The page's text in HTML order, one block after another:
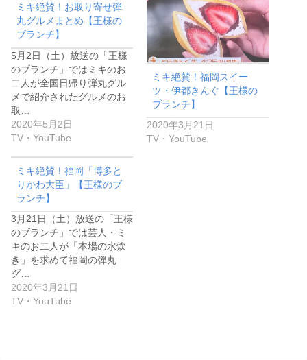
ミキ絶賛！お取り寄せ弾
丸グルメまとめ【王様の
ブランチ】
5月2日（土）放送の「王様
のブランチ」ではミキのお
二人が全国日帰り弾丸グル
メで紹介されたグルメのお
取…
2020年5月2日
TV・YouTube
ミキ絶賛！福岡スイー
ツ・伊都きんぐ【王様の
ブランチ】
2020年3月21日
TV・YouTube
ミキ絶賛！福岡「博多と
りかわ大臣」【王様のブ
ランチ】
3月21日（土）放送の「王様
のブランチ」では芸人・ミ
キのお二人が「本場の水炊
き」を求めて福岡の弾丸
グ…
2020年3月21日
TV・YouTube